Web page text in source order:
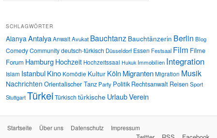
SCHLAGWÖRTER
Alanya AntalyaAnwaltAvukat Bauchtanz Bauchtänzerin Berlin Blog
ComedyCommunitydeutsch-türkisch Düsseldorf Essen Festsaal Film Filme
Forum Hamburg Hochzeit Hochzeitssaal Hukuk Immobilien Integration
Islam IstanbulKino Komödie Kultur Köln MigrantenMigration Musik
Nachrichten Orientalischer Tanz Party Politik Rechtsanwalt ReisenSport
StuttgartTürkeiTürkisch türkische UrlaubVerein
Startseite Über uns Datenschutz Impressum